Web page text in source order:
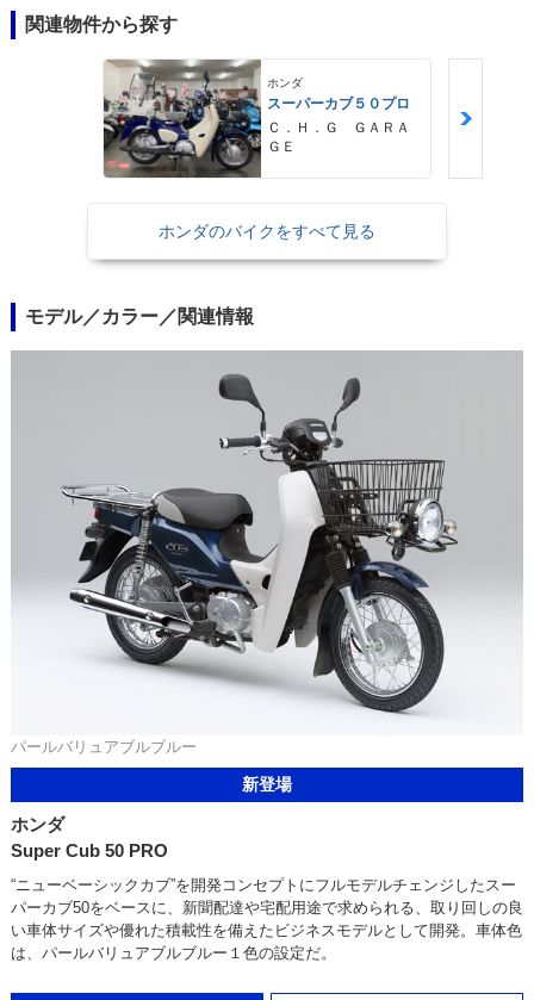
関連物件から探す
ホンダ
スーパーカブ５０プロ
Ｃ．Ｈ．Ｇ ＧＡＲＡ
ＧＥ
ホンダのバイクをすべて見る
モデル／カラー／関連情報
パールバリュアブルブルー
新登場
ホンダ
Super Cub 50 PRO
“ニューベーシックカブ”を開発コンセプトにフルモデルチェンジしたスー
パーカブ50をベースに、新聞配達や宅配用途で求められる、取り回しの良
い車体サイズや優れた積載性を備えたビジネスモデルとして開発。車体色
は、パールバリュアブルブルー１色の設定だ。